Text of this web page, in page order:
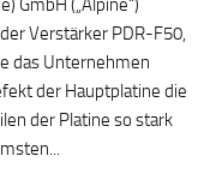
GmbH („Alpine“)
Verstärker PDR-F50,
das Unternehmen
der Hauptplatine die
der Platine so stark